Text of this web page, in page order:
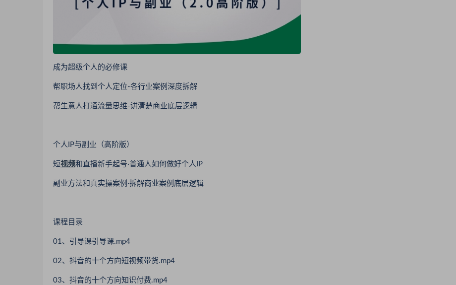
成为超级个人的必修课
帮职场人找到个人定位-各行业案例深度拆解
帮生意人打通流量思维-讲清楚商业底层逻辑
个人IP与副业（高阶版）
短视频和直播新手起号·普通人如何做好个人IP
副业方法和真实操案例·拆解商业案例底层逻辑
课程目录
01、引导课引导课.mp4
02、抖音的十个方向短视频带货.mp4
03、抖音的十个方向知识付费.mp4